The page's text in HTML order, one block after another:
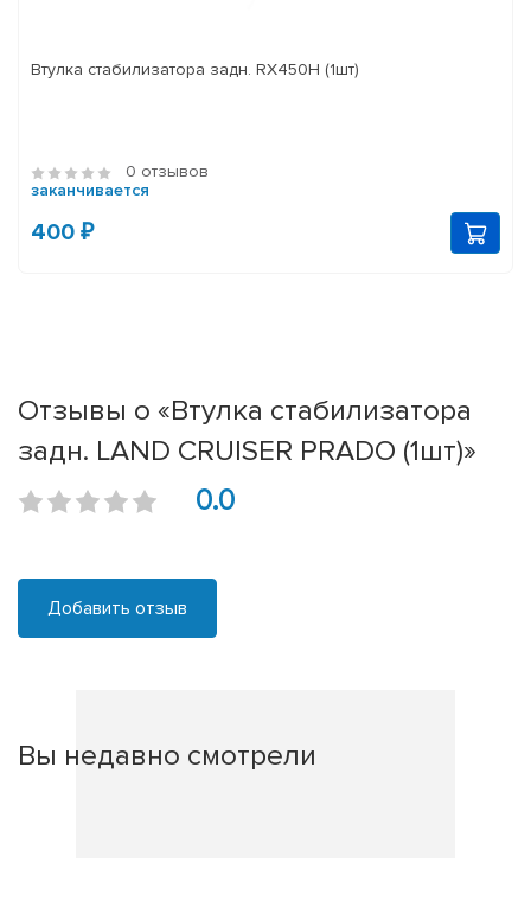
Втулка стабилизатора задн. RX450H (1шт)
0 отзывов
заканчивается
400 ₽
Отзывы о «Втулка стабилизатора
задн. LAND CRUISER PRADO (1шт)»
0.0
Добавить отзыв
Вы недавно смотрели